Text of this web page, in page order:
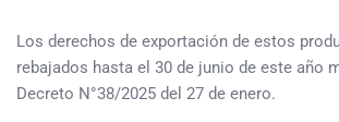
Los derechos de exportación de estos
rebajados hasta el 30 de junio de este año
Decreto N°38/2025 del 27 de enero.